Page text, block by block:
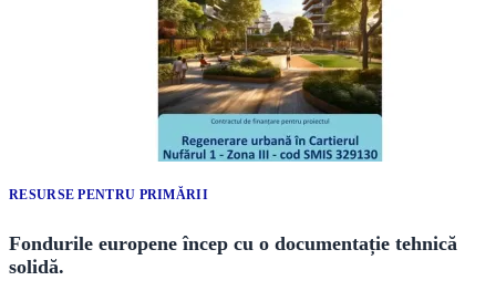
RESURSE PENTRU PRIMĂRII
Fondurile europene încep cu o documentație tehnică
solidă.